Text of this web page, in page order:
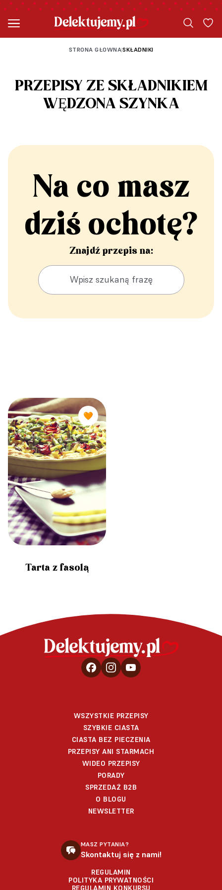
STRONA GŁOWNA|SKŁADNIKI
PRZEPISY ZE SKŁADNIKIEM
WĘDZONA SZYNKA
Na co masz
dziś ochotę?
Znajdź przepis na:
🧡
Tarta z fasolą
WSZYSTKIE PRZEPISY
SZYBKIE CIASTA
CIASTA BEZ PIECZENIA
PRZEPISY ANI STARMACH
WIDEO PRZEPISY
PORADY
SPRZEDAŻ B2B
O BLOGU
NEWSLETTER
MASZ PYTANIA?
Skontaktuj się z nami!
REGULAMIN
POLITYKA PRYWATNOŚCI
REGULAMIN KONKURSU